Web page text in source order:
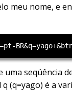
meu nome, e
seqüência
(q=yago) é a